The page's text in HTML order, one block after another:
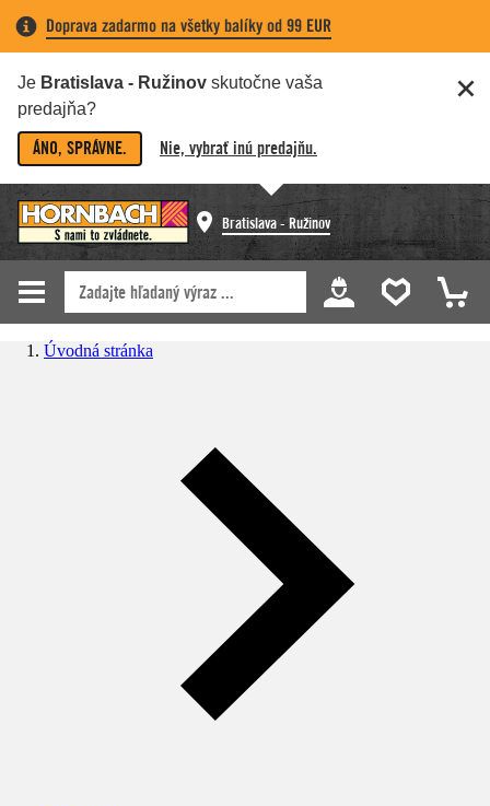
Doprava zadarmo na všetky balíky od 99 EUR
Je Bratislava - Ružinov skutočne vaša
predajňa?
ÁNO, SPRÁVNE. Nie, vybrať inú predajňu.
Bratislava - Ružinov
Úvodná stránka